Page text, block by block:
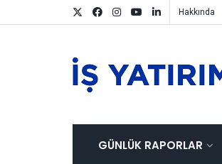
Hakkında
GÜNLÜK RAPORLAR